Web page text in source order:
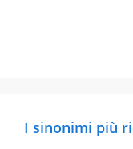
I sinonimi più